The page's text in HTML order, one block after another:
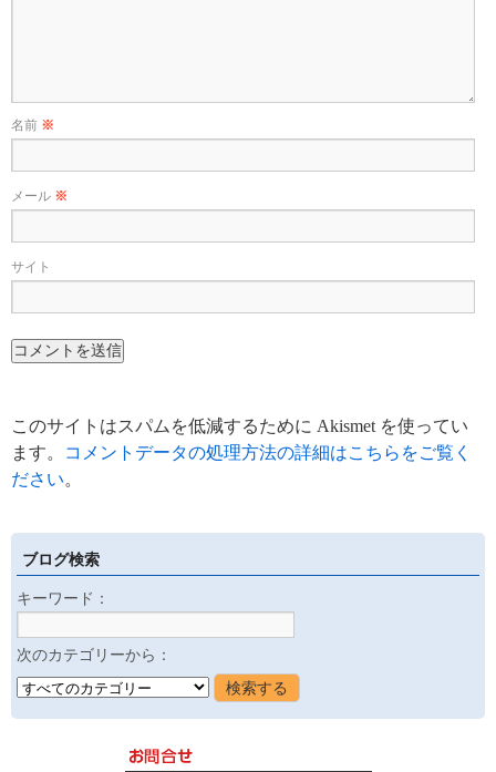
名前 ※
メール ※
サイト
このサイトはスパムを低減するために Akismet を使ってい
ます。
コメントデータの処理方法の詳細はこちらをご覧く
ださい。
ブログ検索
キーワード：
次のカテゴリーから：